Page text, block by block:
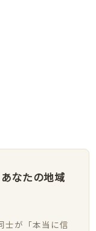
なたの地域
士が「本当に信